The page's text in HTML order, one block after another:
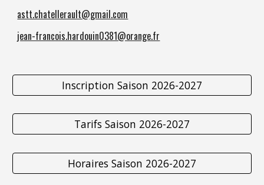
astt.chatellerault@gmail.com
jean-francois.hardouin0381@orange.fr
Inscription Saison 2026-2027
Tarifs Saison 2026-2027
Horaires Saison 2026-2027